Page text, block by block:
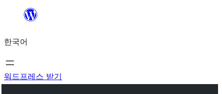
츠
로
바
한국어
워드프레스 받기